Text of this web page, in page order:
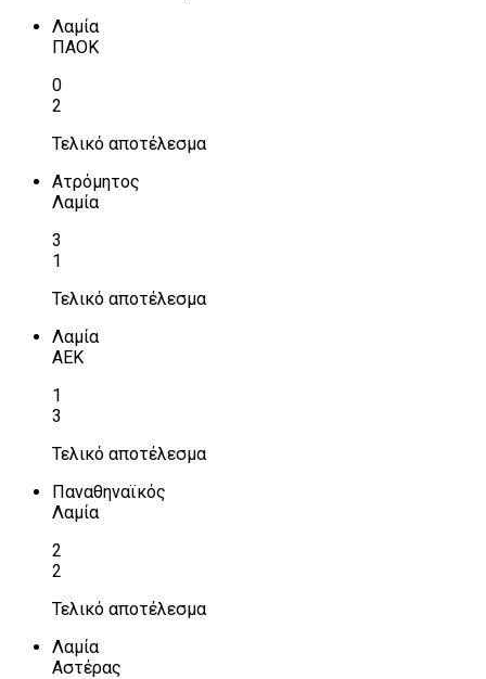
Λαμία
ΠΑΟΚ
0
2
Τελικό αποτέλεσμα
Ατρόμητος
Λαμία
3
1
Τελικό αποτέλεσμα
Λαμία
ΑΕΚ
1
3
Τελικό αποτέλεσμα
Παναθηναϊκός
Λαμία
2
2
Τελικό αποτέλεσμα
Λαμία
Αστέρας